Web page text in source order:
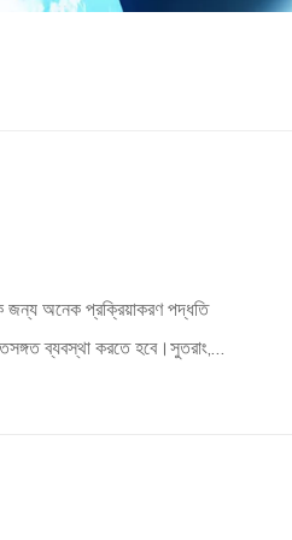
জন্য অনেক প্রক্রিয়াকরণ পদ্ধতি
ব্যবস্থা করতে হবে।সুতরাং,